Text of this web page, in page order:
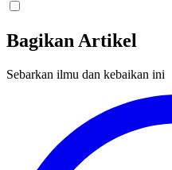
Bagikan Artikel
Sebarkan ilmu dan kebaikan ini